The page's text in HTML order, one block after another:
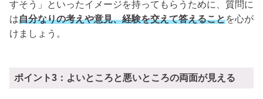
すそう」といったイメージを持ってもらうために、質問に
は自分なりの考えや意見、経験を交えて答えることを心が
けましょう。
ポイント3：よいところと悪いところの両面が見える